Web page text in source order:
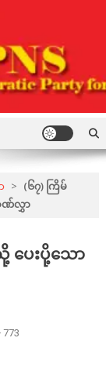
> (၆၇) ကြိမ်
ဏ်လွှာ
ပေးပို့သော
773